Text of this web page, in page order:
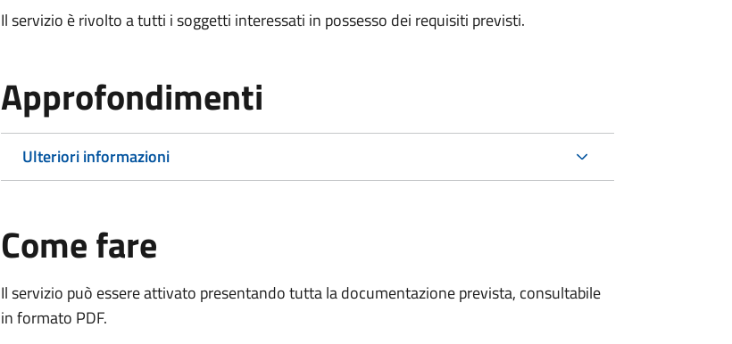
Il servizio è rivolto a tutti i soggetti interessati in possesso dei requisiti previsti.
Approfondimenti
Ulteriori informazioni
Come fare
Il servizio può essere attivato presentando tutta la documentazione prevista, consultabile
in formato PDF.